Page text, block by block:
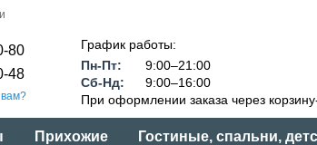
80
48
График работы:
Пн-Пт:
9:00–21:00
Сб-Нд:
9:00–16:00
При оформлении заказа через
Прихожие Гостиные, спальни,